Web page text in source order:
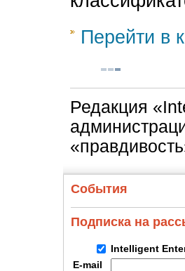
Перейти в
Редакция
События
Подписка на
Intelligent
E-mail